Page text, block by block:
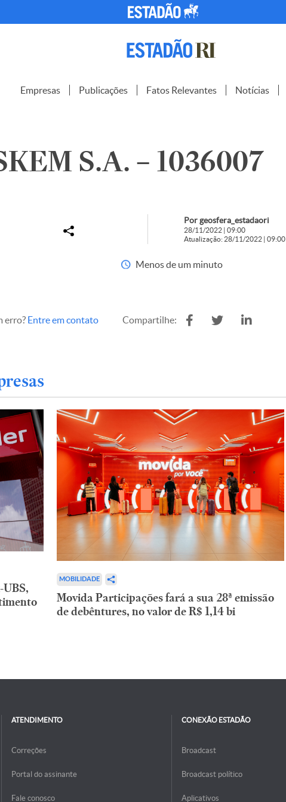
Empresas Publicações Fatos Relevantes Notícias
S.A. – 1036007
Por geosfera_estadaori
28/11/2022 | 09:00
Atualização: 28/11/2022 | 09:00
Menos de um minuto
erro? Entre em contato Compartilhe:
MOBILIDADE
Movida Participações fará a sua 28ª emissão
de debêntures, no valor de R$ 1,14 bi
ATENDIMENTO
Correções
Portal do assinante
Fale conosco
CONEXÃO ESTADÃO
Broadcast
Broadcast político
Aplicativos